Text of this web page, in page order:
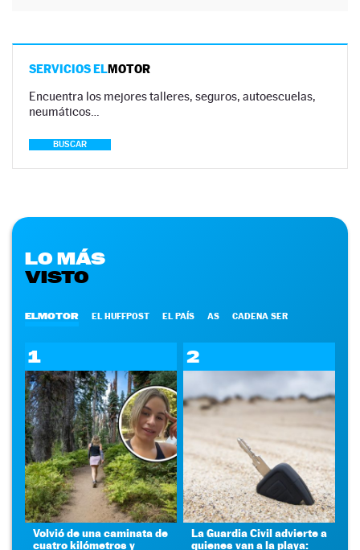
SERVICIOS ELMOTOR
Encuentra los mejores talleres, seguros, autoescuelas,
neumáticos…
BUSCAR
LO MÁS
VISTO
ELMOTOR EL HUFFPOST EL PAÍS AS CADENA SER
1
Volvió de una caminata de
cuatro kilómetros y
2
La Guardia Civil advierte a
quienes van a la playa: